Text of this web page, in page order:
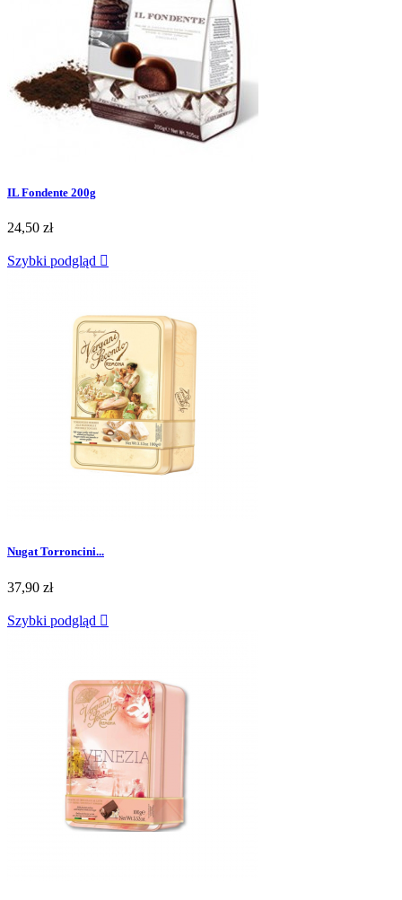
IL Fondente 200g
24,50 zł
Szybki podgląd 
Nugat Torroncini...
37,90 zł
Szybki podgląd 